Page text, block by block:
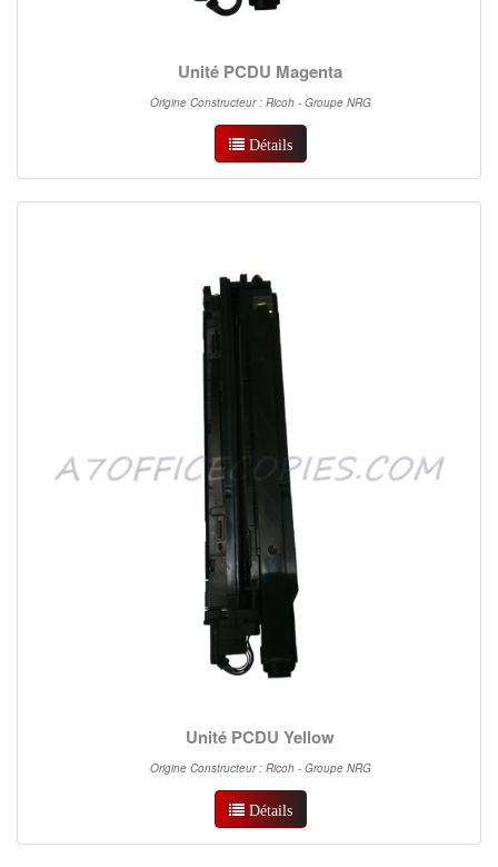
Unité PCDU Magenta
Origine Constructeur : Ricoh - Groupe NRG
Détails
Unité PCDU Yellow
Origine Constructeur : Ricoh - Groupe NRG
Détails